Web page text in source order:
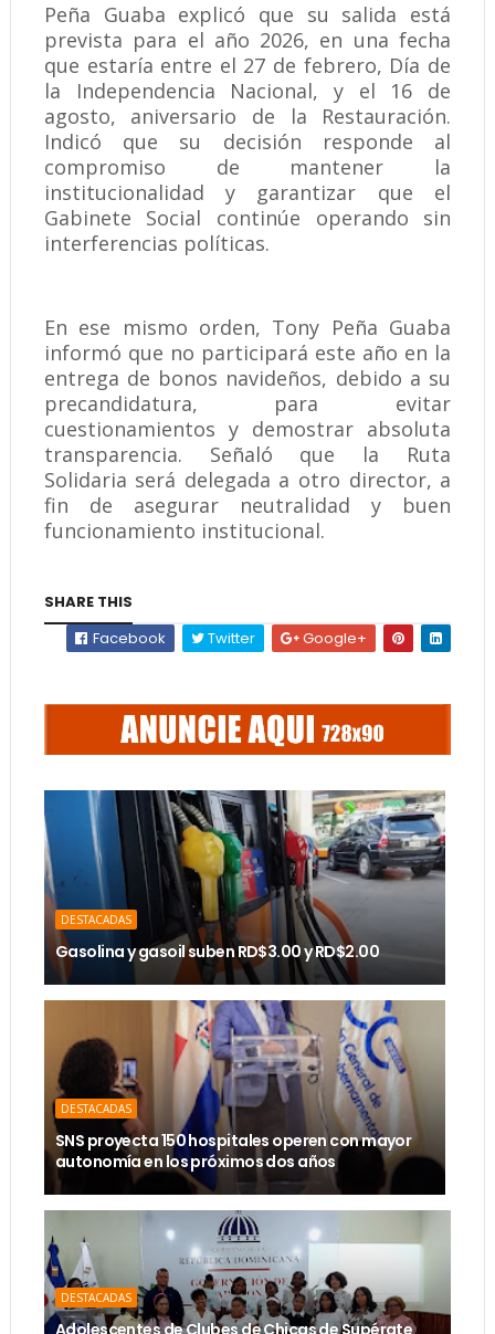
Peña Guaba explicó que su salida está
prevista para el año 2026, en una fecha
que estaría entre el 27 de febrero, Día de
la Independencia Nacional, y el 16 de
agosto, aniversario de la Restauración.
Indicó que su decisión responde al
compromiso de mantener la
institucionalidad y garantizar que el
Gabinete Social continúe operando sin
interferencias políticas.
En ese mismo orden, Tony Peña Guaba
informó que no participará este año en la
entrega de bonos navideños, debido a su
precandidatura, para evitar
cuestionamientos y demostrar absoluta
transparencia. Señaló que la Ruta
Solidaria será delegada a otro director, a
fin de asegurar neutralidad y buen
funcionamiento institucional.
SHARE THIS
Facebook
Twitter Google+
DESTACADAS
Gasolina y gasoil suben RD$3.00 y RD$2.00
DESTACADAS
SNS proyecta 150 hospitales operen con mayor
autonomía en los próximos dos años
DESTACADAS
Adolescentes de Clubes de Chicas de Supérate